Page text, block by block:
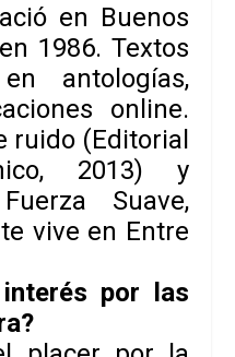
en Buenos
1986. Textos
antologías,
online.
ruido(Editorial
2013) y
Suave,
vive en Entre
por las